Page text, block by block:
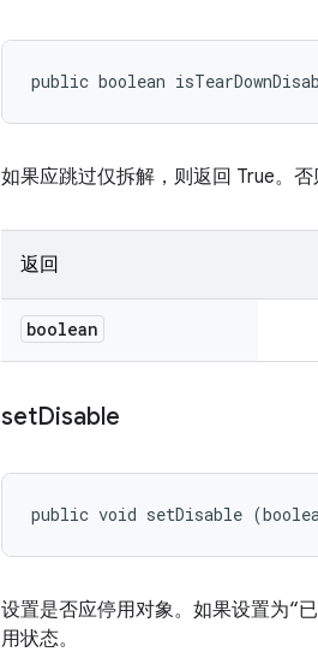
public boolean
如果应跳过仅拆解，则返回 True。否
返回
boolean
setDisable
public void setDisable
设置是否应停用对象。如果设置为“
用状态。